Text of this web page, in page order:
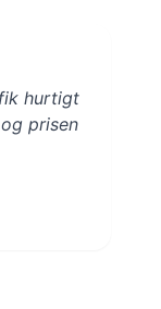
hurtigt
prisen